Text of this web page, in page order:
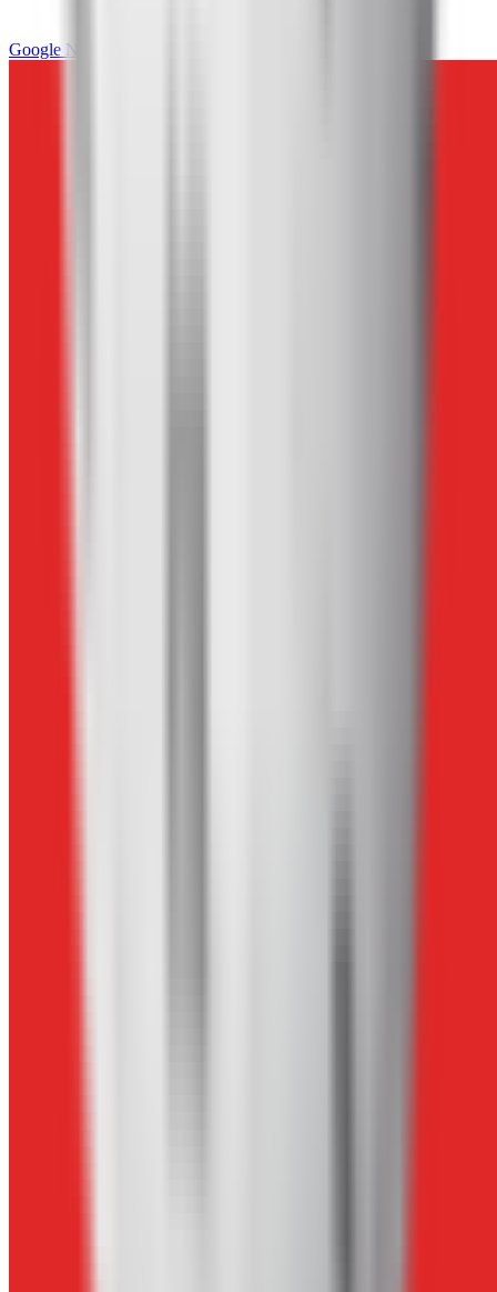
Google News